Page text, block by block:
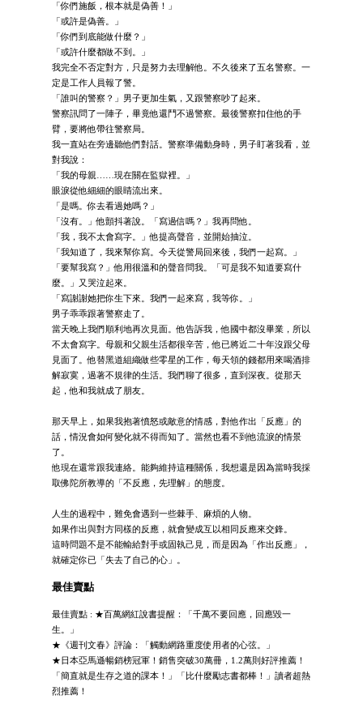
「你們施飯，根本就是偽善！」
「或許是偽善。」
「你們到底能做什麼？」
「或許什麼都做不到。」
我完全不否定對方，只是努力去理解他。不久後來了五名警察。一
定是工作人員報了警。
「誰叫的警察？」男子更加生氣，又跟警察吵了起來。
警察訊問了一陣子，畢竟他還鬥不過警察。最後警察扣住他的手
臂，要將他帶往警察局。
我一直站在旁邊聽他們對話。警察準備動身時，男子盯著我看，並
對我說：
「我的母親……現在關在監獄裡。」
眼淚從他細細的眼睛流出來。
「是嗎。你去看過她嗎？」
「沒有。」他顫抖著說。「寫過信嗎？」我再問他。
「我，我不太會寫字。」他提高聲音，並開始抽泣。
「我知道了，我來幫你寫。今天從警局回來後，我們一起寫。」
「要幫我寫？」他用很溫和的聲音問我。「可是我不知道要寫什
麼。」又哭泣起來。
「寫謝謝她把你生下來。我們一起來寫，我等你。」
男子乖乖跟著警察走了。
當天晚上我們順利地再次見面。他告訴我，他國中都沒畢業，所以
不太會寫字。母親和父親生活都很辛苦，他已將近二十年沒跟父母
見面了。他替黑道組織做些零星的工作，每天領的錢都用來喝酒排
解寂寞，過著不規律的生活。我們聊了很多，直到深夜。從那天
起，他和我就成了朋友。
那天早上，如果我抱著憤怒或敵意的情感，對他作出「反應」的
話，情況會如何變化就不得而知了。當然也看不到他流淚的情景
了。
他現在還常跟我連絡。能夠維持這種關係，我想還是因為當時我採
取佛陀所教導的「不反應，先理解」的態度。
人生的過程中，難免會遇到一些棘手、麻煩的人物。
如果作出與對方同樣的反應，就會變成互以相同反應來交鋒。
這時問題不是不能輸給對手或固執己見，而是因為「作出反應」，
就確定你已「失去了自己的心」。
最佳賣點
最佳賣點 : ★百萬網紅說書提醒：「千萬不要回應，回應毀一
生。」
★《週刊文春》評論：「觸動網路重度使用者的心弦。」
★日本亞馬遜暢銷榜冠軍！銷售突破30萬冊，1.2萬則好評推薦！
「簡直就是生存之道的課本！」「比什麼勵志書都棒！」讀者超熱
烈推薦！